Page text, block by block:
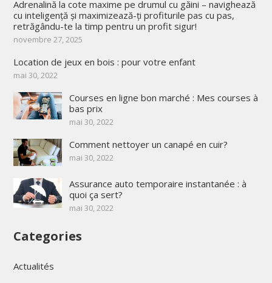
Adrenalină la cote maxime pe drumul cu găini – navighează
cu inteligență și maximizează-ți profiturile pas cu pas,
retrăgându-te la timp pentru un profit sigur!
novembre 27, 2025
Location de jeux en bois : pour votre enfant
mai 30, 2022
Courses en ligne bon marché : Mes courses à
bas prix
mai 30, 2022
Comment nettoyer un canapé en cuir?
mai 30, 2022
Assurance auto temporaire instantanée : à
quoi ça sert?
mai 30, 2022
Categories
Actualités